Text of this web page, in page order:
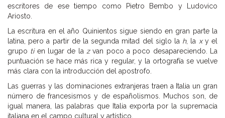
escritores de ese tiempo como Pietro Bembo y Ludovico
Ariosto.
La escritura en el año Quinientos sigue siendo en gran parte la
latina, pero a partir de la segunda mitad del siglo la h, la xy el
grupo tien lugar de la zvan poco a poco desapareciendo. La
puntuación se hace más rica y regular, y la ortografía se vuelve
más clara con la introducción del apostrofo.
Las guerras y las dominaciones extranjeras traen a Italia un gran
número de francesismos y de españolismos. Muchos son, de
igual manera, las palabras que Italia exporta por la supremacía
italiana en el campo cultural y artístico.